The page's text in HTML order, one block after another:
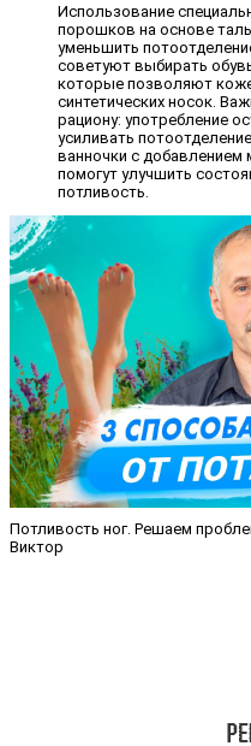
Использование
порошков на основе
уменьшить
советуют выбирать
которые позволяют
синтетических носок.
рациону: употребление
усиливать
ванночки с добавлением
помогут улучшить
потливость.
Потливость ног. Решаем
Виктор